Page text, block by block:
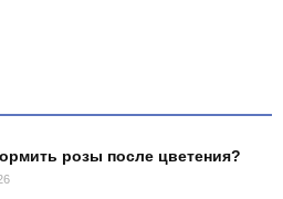
розы после цветения?